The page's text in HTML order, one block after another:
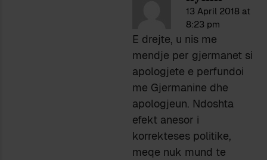
13 April 2018 at
8:23 pm
E drejte, u nis me
mendje per gjermanet si
apologjete e perfundoi
me Gjermanine dhe
apologjeun. Ndoshta
efekt anesor i
korrekteses politike,
meqe nuk mund te